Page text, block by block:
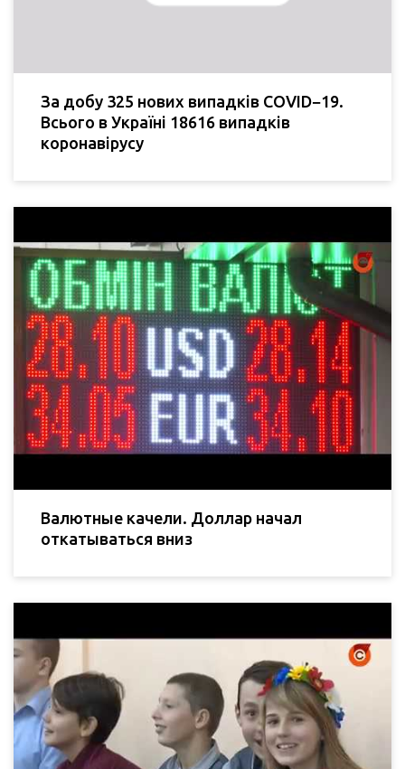
За добу 325 нових випадків COVID−19.
Всього в Україні 18616 випадків
коронавірусу
Валютные качели. Доллар начал
откатываться вниз